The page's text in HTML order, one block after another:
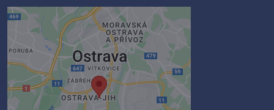
Externý obsah je blokovaný
Voľbami súkromia
Prajete si načítať externý obsah?
Povoliť tentokrát